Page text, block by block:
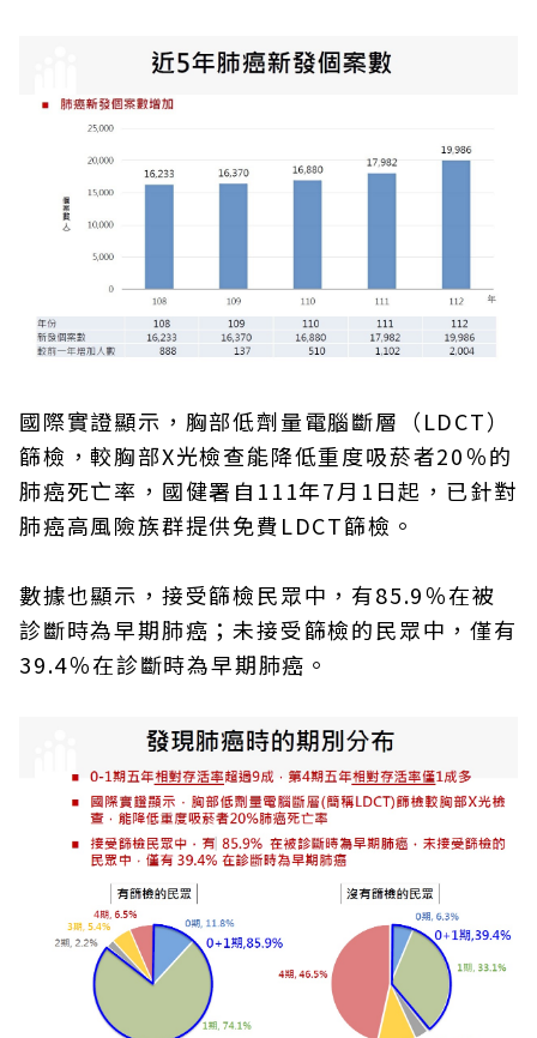
國際實證顯示，胸部低劑量電腦斷層（LDCT）
篩檢，較胸部X光檢查能降低重度吸菸者20％的
肺癌死亡率，國健署自111年7月1日起，已針對
肺癌高風險族群提供免費LDCT篩檢。
數據也顯示，接受篩檢民眾中，有85.9％在被
診斷時為早期肺癌；未接受篩檢的民眾中，僅有
39.4％在診斷時為早期肺癌。